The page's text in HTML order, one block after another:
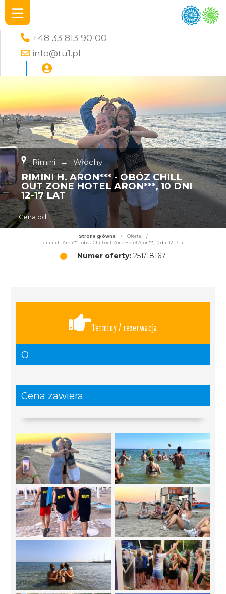
+48 33 813 90 00
info@tu1.pl
Rimini → Włochy
RIMINI H. ARON*** - OBÓZ CHILL
OUT ZONE HOTEL ARON***, 10 DNI
12-17 LAT
Cena od
Strona główna / Oferta
/
Rimini h. Aron*** - obóz Chill out Zone Hotel Aron***, 10 dni 12-17 lat
Numer oferty: 251/18167
Terminy / rezerwacja
O
Cena zawiera
.